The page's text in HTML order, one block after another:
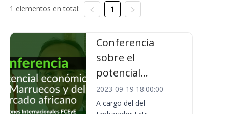
1 elementos en total: 1
Conferencia
sobre el
potencial...
2023-09-19 18:00:00
A cargo del del